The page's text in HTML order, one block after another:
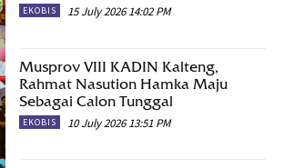
EKOBIS 15 July 2026 14:02 PM
Musprov VIII KADIN Kalteng,
Rahmat Nasution Hamka Maju
Sebagai Calon Tunggal
EKOBIS 10 July 2026 13:51 PM